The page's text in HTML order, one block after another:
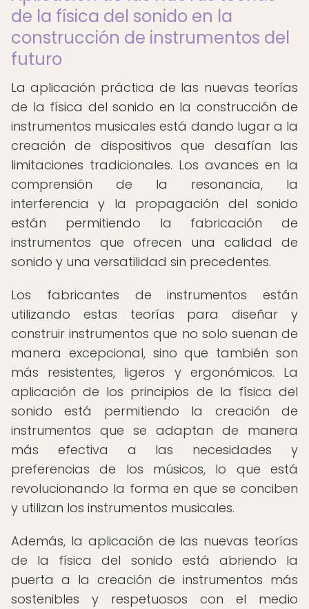
de la física del sonido en la
construcción de instrumentos del
futuro
La aplicación práctica de las nuevas teorías
de la física del sonido en la construcción de
instrumentos musicales está dando lugar a la
creación de dispositivos que desafían las
limitaciones tradicionales. Los avances en la
comprensión de la resonancia, la
interferencia y la propagación del sonido
están permitiendo la fabricación de
instrumentos que ofrecen una calidad de
sonido y una versatilidad sin precedentes.
Los fabricantes de instrumentos están
utilizando estas teorías para diseñar y
construir instrumentos que no solo suenan de
manera excepcional, sino que también son
más resistentes, ligeros y ergonómicos. La
aplicación de los principios de la física del
sonido está permitiendo la creación de
instrumentos que se adaptan de manera
más efectiva a las necesidades y
preferencias de los músicos, lo que está
revolucionando la forma en que se conciben
y utilizan los instrumentos musicales.
Además, la aplicación de las nuevas teorías
de la física del sonido está abriendo la
puerta a la creación de instrumentos más
sostenibles y respetuosos con el medio